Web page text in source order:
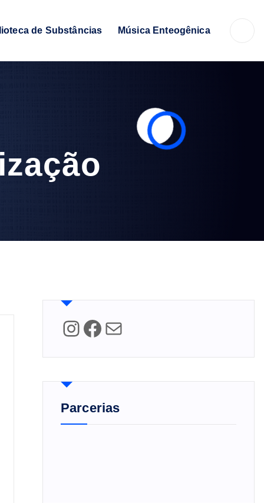
de Substâncias Música Enteogênica
Instagram Facebook Mail
Parcerias